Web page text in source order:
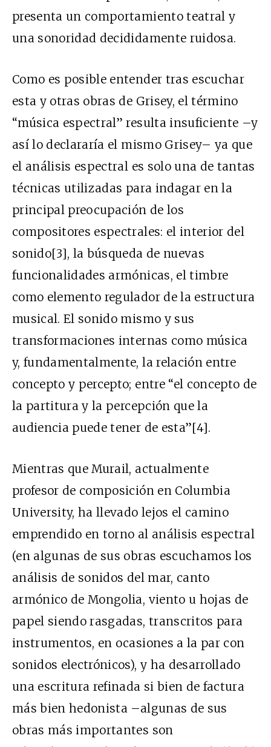
presenta un comportamiento teatral y
una sonoridad decididamente ruidosa.
Como es posible entender tras escuchar
esta y otras obras de Grisey, el término
“música espectral” resulta insuficiente –y
así lo declararía el mismo Grisey– ya que
el análisis espectral es solo una de tantas
técnicas utilizadas para indagar en la
principal preocupación de los
compositores espectrales: el interior del
sonido[3], la búsqueda de nuevas
funcionalidades armónicas, el timbre
como elemento regulador de la estructura
musical. El sonido mismo y sus
transformaciones internas como música
y, fundamentalmente, la relación entre
concepto y percepto; entre “el concepto de
la partitura y la percepción que la
audiencia puede tener de esta”[4].
Mientras que Murail, actualmente
profesor de composición en Columbia
University, ha llevado lejos el camino
emprendido en torno al análisis espectral
(en algunas de sus obras escuchamos los
análisis de sonidos del mar, canto
armónico de Mongolia, viento u hojas de
papel siendo rasgadas, transcritos para
instrumentos, en ocasiones a la par con
sonidos electrónicos), y ha desarrollado
una escritura refinada si bien de factura
más bien hedonista –algunas de sus
obras más importantes son